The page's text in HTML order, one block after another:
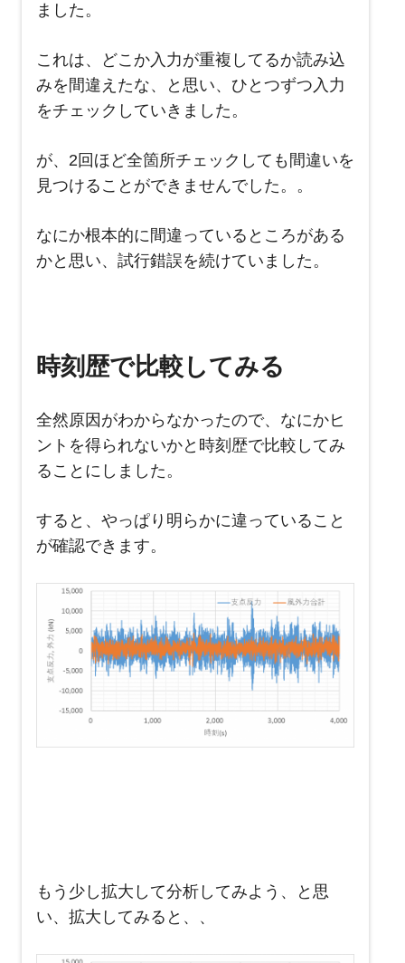
ました。
これは、どこか入力が重複してるか読み込
みを間違えたな、と思い、ひとつずつ入力
をチェックしていきました。
が、2回ほど全箇所チェックしても間違いを
見つけることができませんでした。。
なにか根本的に間違っているところがある
かと思い、試行錯誤を続けていました。
時刻歴で比較してみる
全然原因がわからなかったので、なにかヒ
ントを得られないかと時刻歴で比較してみ
ることにしました。
すると、やっぱり明らかに違っていること
が確認できます。
もう少し拡大して分析してみよう、と思
い、拡大してみると、、